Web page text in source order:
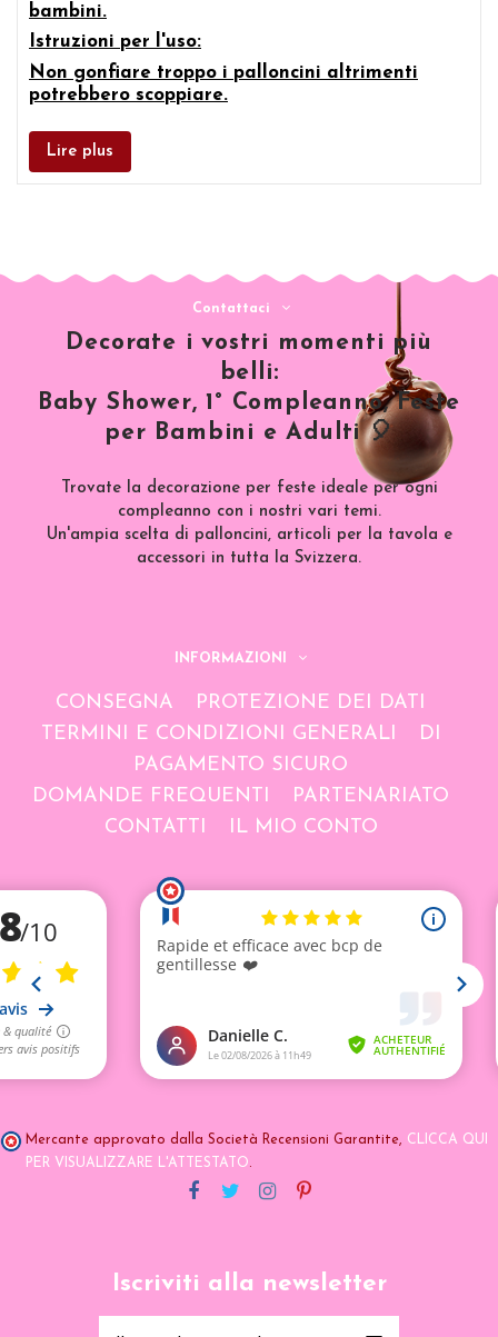
bambini.
Istruzioni per l'uso:
Non gonfiare troppo i palloncini altrimenti
potrebbero scoppiare.
Lire plus
Contattaci
Decorate i vostri momenti più
belli:
Baby Shower, 1° Compleanno, Feste
per Bambini e Adulti 🎈
Trovate la decorazione per feste ideale per ogni
compleanno con i nostri vari temi.
Un'ampia scelta di palloncini, articoli per la tavola e
accessori in tutta la Svizzera.
INFORMAZIONI
CONSEGNA
PROTEZIONE DEI DATI
TERMINI E CONDIZIONI GENERALI
DI
PAGAMENTO SICURO
DOMANDE FREQUENTI
PARTENARIATO
CONTATTI
IL MIO CONTO
Mercante approvato dalla Società Recensioni Garantite, CLICCA QUI
PER VISUALIZZARE L'ATTESTATO.
Iscriviti alla newsletter